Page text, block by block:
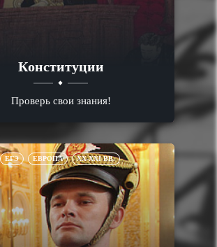
Конституции
Проверь свои знания!
ЕГЭ ЕВРОПА XX-XXI ВВ.